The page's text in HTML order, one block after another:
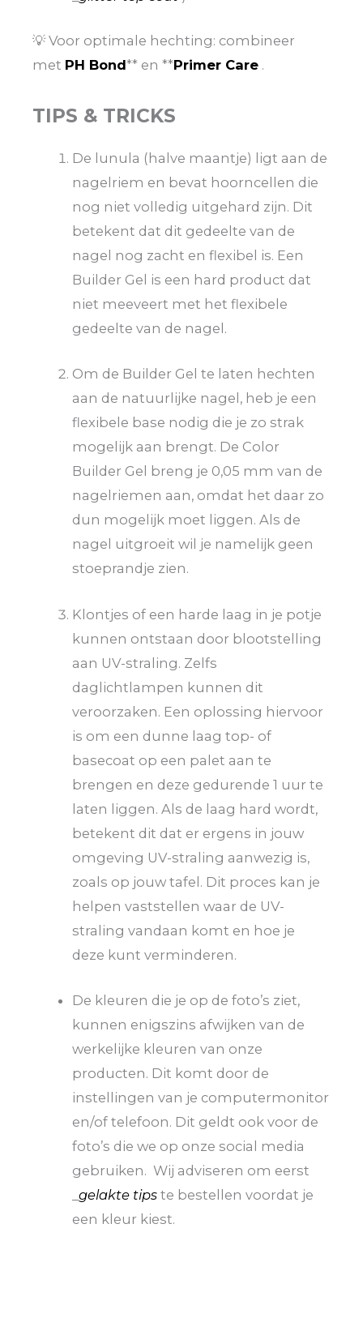
💡 Voor optimale hechting: combineer
met PH Bond** en **Primer Care .
TIPS & TRICKS
De lunula (halve maantje) ligt aan de
nagelriem en bevat hoorncellen die
nog niet volledig uitgehard zijn. Dit
betekent dat dit gedeelte van de
nagel nog zacht en flexibel is. Een
Builder Gel is een hard product dat
niet meeveert met het flexibele
gedeelte van de nagel.
Om de Builder Gel te laten hechten
aan de natuurlijke nagel, heb je een
flexibele base nodig die je zo strak
mogelijk aan brengt. De Color
Builder Gel breng je 0,05 mm van de
nagelriemen aan, omdat het daar zo
dun mogelijk moet liggen. Als de
nagel uitgroeit wil je namelijk geen
stoeprandje zien.
Klontjes of een harde laag in je potje
kunnen ontstaan door blootstelling
aan UV-straling. Zelfs
daglichtlampen kunnen dit
veroorzaken. Een oplossing hiervoor
is om een dunne laag top- of
basecoat op een palet aan te
brengen en deze gedurende 1 uur te
laten liggen. Als de laag hard wordt,
betekent dit dat er ergens in jouw
omgeving UV-straling aanwezig is,
zoals op jouw tafel. Dit proces kan je
helpen vaststellen waar de UV-
straling vandaan komt en hoe je
deze kunt verminderen.
De kleuren die je op de foto’s ziet,
kunnen enigszins afwijken van de
werkelijke kleuren van onze
producten. Dit komt door de
instellingen van je computermonitor
en/of telefoon. Dit geldt ook voor de
foto’s die we op onze social media
gebruiken. Wij adviseren om eerst
_gelakte tips te bestellen voordat je
een kleur kiest.